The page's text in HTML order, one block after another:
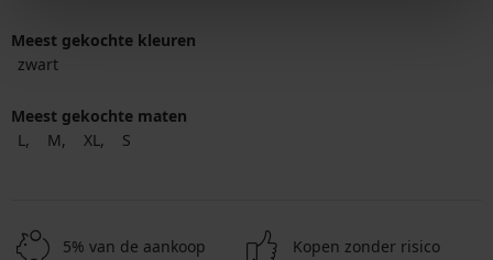
Meest gekochte kleuren
zwart
Meest gekochte maten
L
M XL S
5% van de aankoop Kopen zonder risico